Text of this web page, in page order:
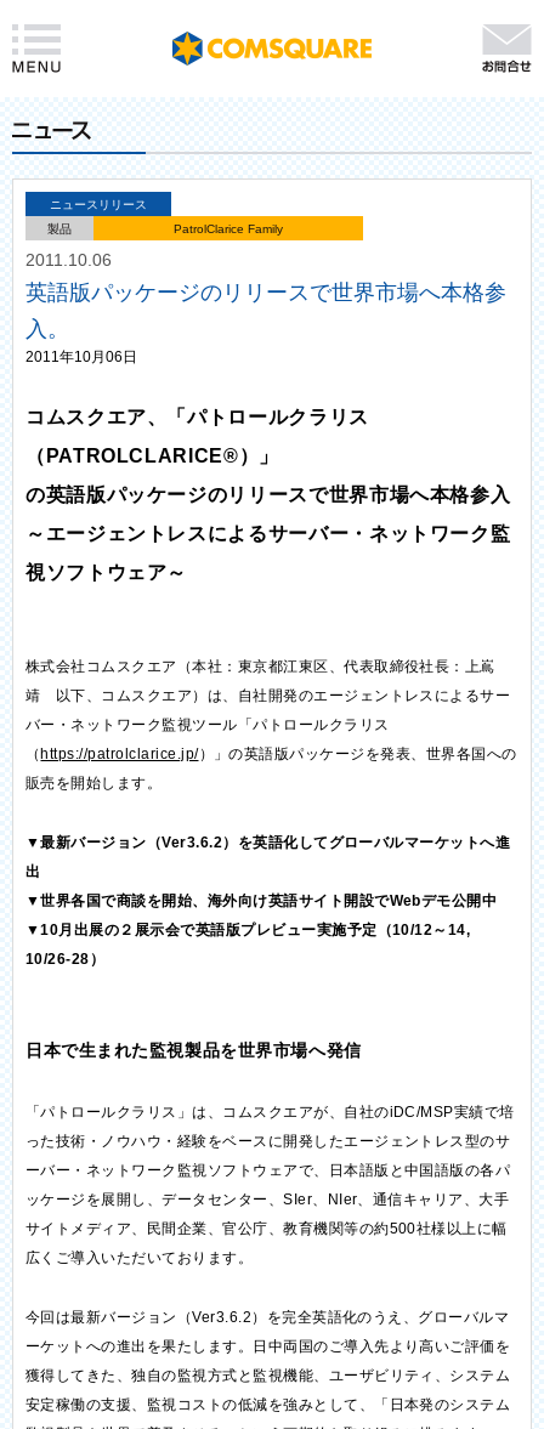
ニュースリリース
製品
PatrolClarice Family
2011.10.06
英語版パッケージのリリースで世界市場へ本格参
入。
2011年10月06日
コムスクエア、「パトロールクラリス
（PATROLCLARICE®）」
の英語版パッケージのリリースで世界市場へ本格参入
～エージェントレスによるサーバー・ネットワーク監
視ソフトウェア～
株式会社コムスクエア（本社：東京都江東区、代表取締役社長：上嶌
靖 以下、コムスクエア）は、自社開発のエージェントレスによるサー
バー・ネットワーク監視ツール「パトロールクラリス
（ https://patrolclarice.jp/）」の英語版パッケージを発表、世界各国への
販売を開始します。
▼最新バージョン（Ver3.6.2）を英語化してグローバルマーケットへ進
出
▼世界各国で商談を開始、海外向け英語サイト開設でWebデモ公開中
▼10月出展の２展示会で英語版プレビュー実施予定（10/12～14,
10/26-28）
日本で生まれた監視製品を世界市場へ発信
「パトロールクラリス」は、コムスクエアが、自社のiDC/MSP実績で培
った技術・ノウハウ・経験をベースに開発したエージェントレス型のサ
ーバー・ネットワーク監視ソフトウェアで、日本語版と中国語版の各パ
ッケージを展開し、データセンター、SIer、NIer、通信キャリア、大手
サイトメディア、民間企業、官公庁、教育機関等の約500社様以上に幅
広くご導入いただいております。
今回は最新バージョン（Ver3.6.2）を完全英語化のうえ、グローバルマ
ーケットへの進出を果たします。日中両国のご導入先より高いご評価を
獲得してきた、独自の監視方式と監視機能、ユーザビリティ、システム
安定稼働の支援、監視コストの低減を強みとして、「日本発のシステム